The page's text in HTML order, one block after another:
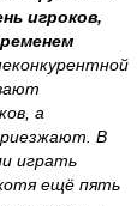
игроков,
а
В
играть
ещё пять